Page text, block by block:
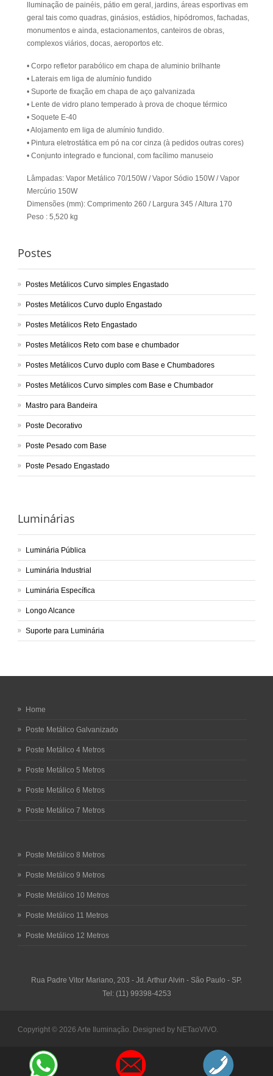
lluminação de painéis, pátio em geral, jardins, áreas esportivas em
geral tais como quadras, ginásios, estádios, hipódromos, fachadas,
monumentos e ainda, estacionamentos, canteiros de obras,
complexos viários, docas, aeroportos etc.
• Corpo refletor parabólico em chapa de aluminio brilhante
• Laterais em liga de alumínio fundido
• Suporte de fixação em chapa de aço galvanizada
• Lente de vidro plano temperado à prova de choque térmico
• Soquete E-40
• Alojamento em liga de alumínio fundido.
• Pintura eletrostática em pó na cor cinza (à pedidos outras cores)
• Conjunto integrado e funcional, com facílimo manuseio
Lâmpadas: Vapor Metálico 70/150W / Vapor Sódio 150W / Vapor
Mercúrio 150W
Dimensões (mm): Comprimento 260 / Largura 345 / Altura 170
Peso : 5,520 kg
Postes
Postes Metálicos Curvo simples Engastado
Postes Metálicos Curvo duplo Engastado
Postes Metálicos Reto Engastado
Postes Metálicos Reto com base e chumbador
Postes Metálicos Curvo duplo com Base e Chumbadores
Postes Metálicos Curvo simples com Base e Chumbador
Mastro para Bandeira
Poste Decorativo
Poste Pesado com Base
Poste Pesado Engastado
Luminárias
Luminária Pública
Luminária Industrial
Luminária Específica
Longo Alcance
Suporte para Luminária
Home
Poste Metálico Galvanizado
Poste Metálico 4 Metros
Poste Metálico 5 Metros
Poste Metálico 6 Metros
Poste Metálico 7 Metros
Poste Metálico 8 Metros
Poste Metálico 9 Metros
Poste Metálico 10 Metros
Poste Metálico 11 Metros
Poste Metálico 12 Metros
Rua Padre Vitor Mariano, 203 - Jd. Arthur Alvin - São Paulo - SP.
Tel: (11) 99398-4253
Copyright © 2026 Arte Iluminação. Designed by NETaoVIVO.